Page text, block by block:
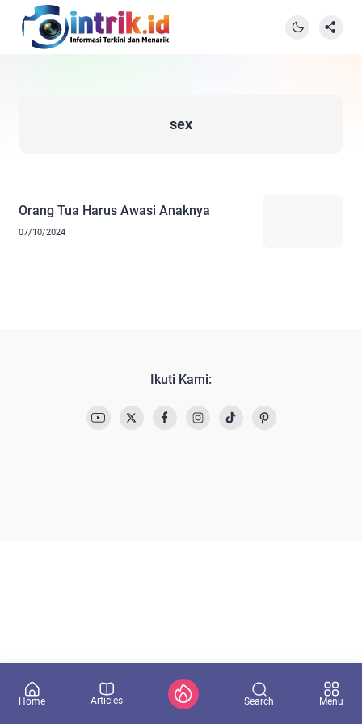
sex
Orang Tua Harus Awasi Anaknya
07/10/2024
Ikuti Kami:
Home Articles Search Menu